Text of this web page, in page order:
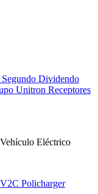
Segundo Dividendo
Unitron Receptores
Eléctrico
V2C Policharger